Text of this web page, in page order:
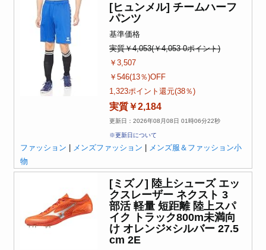
[ヒュンメル] チームハーフ
パンツ
基準価格
実質￥4,053(￥4,053-0ポイント)
￥3,507
￥546(13％)OFF
1,323ポイント還元(38％)
実質￥2,184
更新日：2026年08月08日 01時06分22秒
※更新日について
ファッション メンズファッション
メンズ服＆ファッション小
物
[ミズノ] 陸上シューズ エッ
クスレーザー ネクスト 3
部活 軽量 短距離 陸上スパ
イク トラック800m未満向
け オレンジ×シルバー 27.5
cm 2E